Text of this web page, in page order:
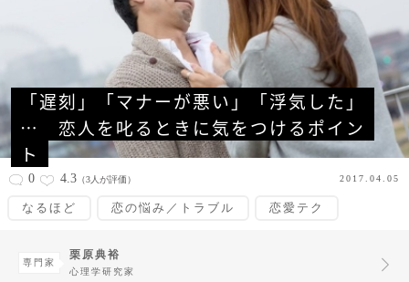
「遅刻」「マナーが悪い」「浮気した」
…　恋人を叱るときに気をつけるポイン
ト
0 4.3 （3人が評価） 2017.04.05
なるほど 恋の悩み／トラブル 恋愛テク
専門家
栗原典裕
心理学研究家